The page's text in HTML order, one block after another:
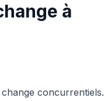
à
concurrentiels.